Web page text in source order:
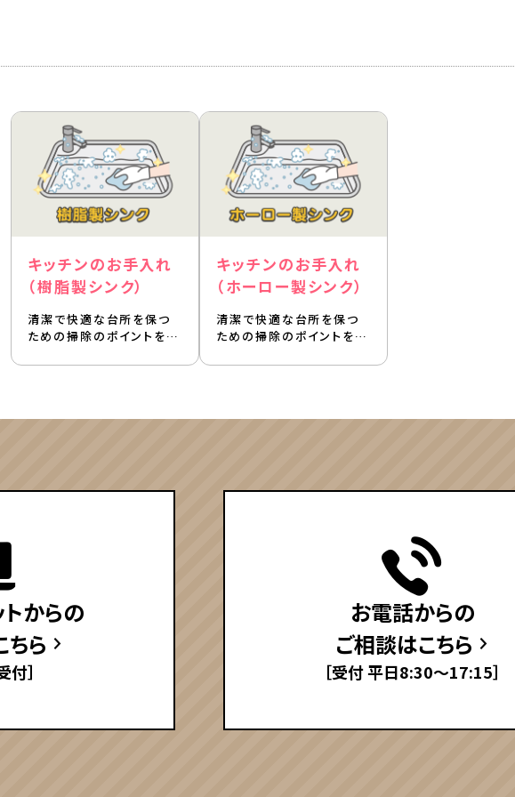
キッチンのお手入れ
（樹脂製シンク）
清潔で快適な台所を保つ
ための掃除のポイントを…
キッチンのお手入れ
（ホーロー製シンク）
清潔で快適な台所を保つ
ための掃除のポイントを…
からの
ちら
付］
お電話からの
ご相談はこちら
［受付 平日8:30〜17:15］